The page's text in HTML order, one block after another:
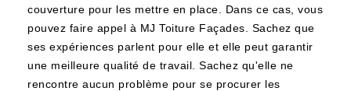
couverture pour les mettre en place. Dans ce cas, vous
pouvez faire appel à MJ Toiture Façades. Sachez que
ses expériences parlent pour elle et elle peut garantir
une meilleure qualité de travail. Sachez qu'elle ne
rencontre aucun problème pour se procurer les